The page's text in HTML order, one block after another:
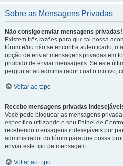
Sobre as Mensagens Privadas
Não consigo enviar mensagens privadas!
Existem três razões para que tal possa
fórum e/ou não se encontra autenticado, o
opção de enviar mensagens privadas em
proibido de enviar mensagens. Se este
perguntar ao administrador qual o motivo,
Voltar ao topo
Recebo mensagens privadas
Você pode bloquear as mensagens
específico utilizando o seu Painel de
recebendo mensagens indesejáveis por
administrador do fórum para que possa
enviar este tipo de mensagem.
Voltar ao topo